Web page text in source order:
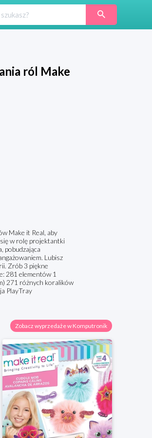
ról Make
Make it Real, aby
w rolę projektantki
pobudzająca
Lubisz
Zrób 3 piękne
281 elementów 1
271 różnych koralików
PlayTray
Zobacz wyprzedaże w Komputronik